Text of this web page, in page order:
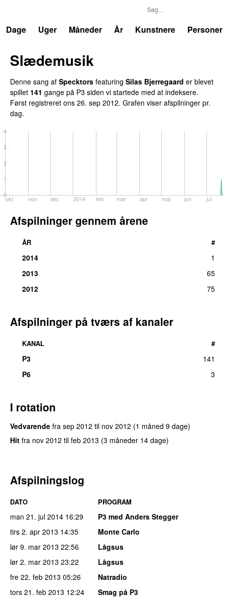
Dage
Uger Måneder År Kunstnere Personer
Slædemusik
Denne sang af Specktors featuring Silas Bjerregaard er blevet
spillet 141 gange på P3 siden vi startede med at indeksere.
Først registreret ons 26. sep 2012. Grafen viser afspilninger pr.
dag.
okt nov dec 2014 feb mar apr maj jun jul
0
1
2
3
4
Afspilninger gennem årene
ÅR #
2014
1
2013
65
2012
75
Afspilninger på tværs af kanaler
KANAL #
P3
141
P6
3
I rotation
Vedvarende fra sep 2012 til nov 2012 (1 måned 9 dage)
Hit fra nov 2012 til feb 2013 (3 måneder 14 dage)
Afspilningslog
DATO PROGRAM
man 21. jul 2014 16:29
P3 med Anders Stegger
tirs 2. apr 2013 14:35
Monte Carlo
lør 9. mar 2013 22:56
Lågsus
lør 2. mar 2013 23:22
Lågsus
fre 22. feb 2013 05:26
Natradio
tors 21. feb 2013 12:24
Smag på P3